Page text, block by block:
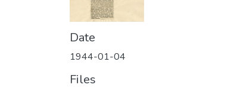
Date
1944-01-04
Files